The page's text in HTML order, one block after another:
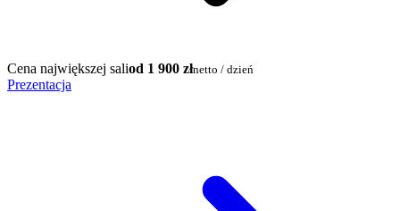
Cena największej saliod 1 900 złnetto / dzień
Prezentacja